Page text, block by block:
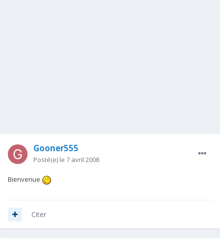
Gooner555
Posté(e) le 7 avril 2008
Bienvenue
Citer